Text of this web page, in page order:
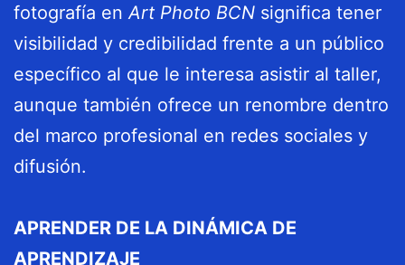
fotografía en Art Photo BCN significa tener
visibilidad y credibilidad frente a un público
específico al que le interesa asistir al taller,
aunque también ofrece un renombre dentro
del marco profesional en redes sociales y
difusión.
APRENDER DE LA DINÁMICA DE
APRENDIZAJE